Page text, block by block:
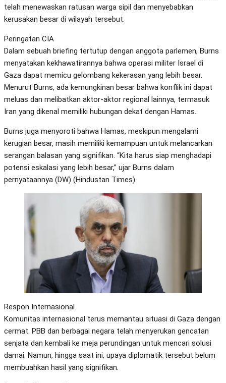
telah menewaskan ratusan warga sipil dan menyebabkan
kerusakan besar di wilayah tersebut.
Peringatan CIA
Dalam sebuah briefing tertutup dengan anggota parlemen, Burns
menyatakan kekhawatirannya bahwa operasi militer Israel di
Gaza dapat memicu gelombang kekerasan yang lebih besar.
Menurut Burns, ada kemungkinan besar bahwa konflik ini dapat
meluas dan melibatkan aktor-aktor regional lainnya, termasuk
Iran yang dikenal memiliki hubungan dekat dengan Hamas.
Burns juga menyoroti bahwa Hamas, meskipun mengalami
kerugian besar, masih memiliki kemampuan untuk melancarkan
serangan balasan yang signifikan. “Kita harus siap menghadapi
potensi eskalasi yang lebih besar,” ujar Burns dalam
pernyataannya​ (DW)​​ (Hindustan Times)​.
Respon Internasional
Komunitas internasional terus memantau situasi di Gaza dengan
cermat. PBB dan berbagai negara telah menyerukan gencatan
senjata dan kembali ke meja perundingan untuk mencari solusi
damai. Namun, hingga saat ini, upaya diplomatik tersebut belum
membuahkan hasil yang signifikan.